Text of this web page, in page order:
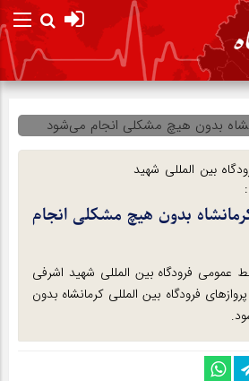
بین المللی شهید
بدون هیچ مشکلی انجام
عمومی فرودگاه بین المللی شهید اشرفی
فرودگاه بین المللی کرمانشاه بدون